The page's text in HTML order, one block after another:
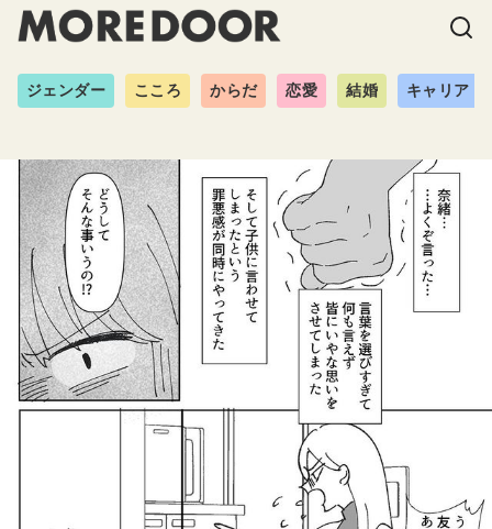
ジェンダー こころ からだ 恋愛 結婚 キャリア